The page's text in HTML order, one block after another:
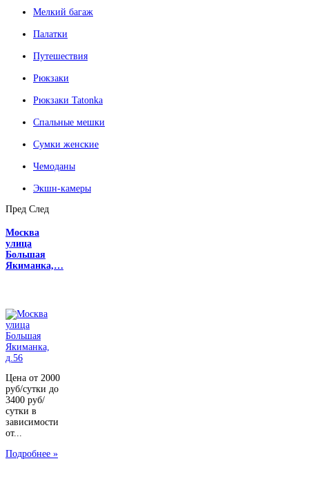
Мелкий багаж
Палатки
Путешествия
Рюкзаки
Рюкзаки Tatonka
Спальные мешки
Сумки женские
Чемоданы
Экшн-камеры
Пред След
Москва
улица
Большая
Якиманка,…
Цена от 2000
руб/сутки до
3400 руб/
сутки в
зависимости
от...
Подробнее »